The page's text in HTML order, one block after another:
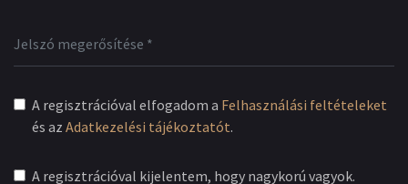
A regisztrációval elfogadom a Felhasználási feltételeket
és az Adatkezelési tájékoztatót.
A regisztrációval kijelentem, hogy nagykorú vagyok.